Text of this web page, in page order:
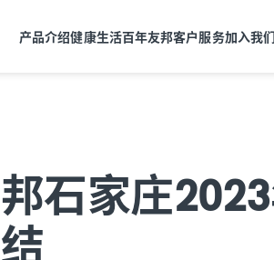
产品介绍健康生活百年友邦客户服务加入我
石家庄